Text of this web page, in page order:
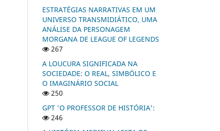
ESTRATÉGIAS NARRATIVAS EM UM
UNIVERSO TRANSMIDIÁTICO, UMA
ANÁLISE DA PERSONAGEM
MORGANA DE LEAGUE OF LEGENDS
267
A LOUCURA SIGNIFICADA NA
SOCIEDADE: O REAL, SIMBÓLICO E
O IMAGINÁRIO SOCIAL
250
GPT 'O PROFESSOR DE HISTÓRIA':
246